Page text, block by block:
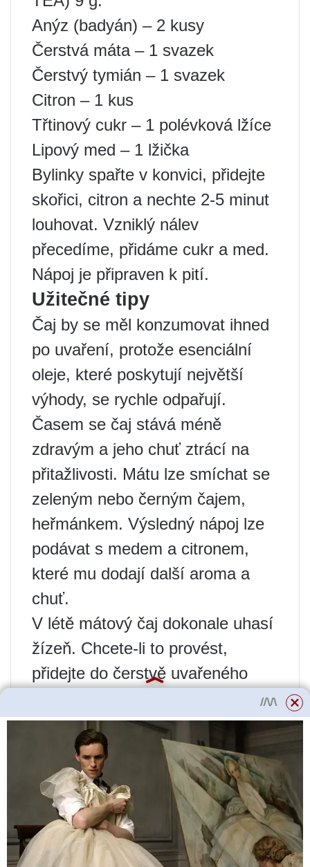
Anýz (badyán) – 2 kusy
Čerstvá máta – 1 svazek
Čerstvý tymián – 1 svazek
Citron – 1 kus
Třtinový cukr – 1 polévková lžíce
Lipový med – 1 lžička
Bylinky spařte v konvici, přidejte
skořici, citron a nechte 2-5 minut
louhovat. Vzniklý nálev
přecedíme, přidáme cukr a med.
Nápoj je připraven k pití.
Užitečné tipy
Čaj by se měl konzumovat ihned
po uvaření, protože esenciální
oleje, které poskytují největší
výhody, se rychle odpařují.
Časem se čaj stává méně
zdravým a jeho chuť ztrácí na
přitažlivosti. Mátu lze smíchat se
zeleným nebo černým čajem,
heřmánkem. Výsledný nápoj lze
podávat s medem a citronem,
které mu dodají další aroma a
chuť.
V létě mátový čaj dokonale uhasí
žízeň. Chcete-li to provést,
přidejte do čerstvě uvařeného
nápoje několik kostek ledu. Mátu
lze skladovat sušenou nebo
zmrazenou, což vám umožní
vychutnat si čerstvě uvařený
aromatický čaj po celý rok.
Pokud nemáte po ruce čerstvou
mátu, můžete použít mátový a